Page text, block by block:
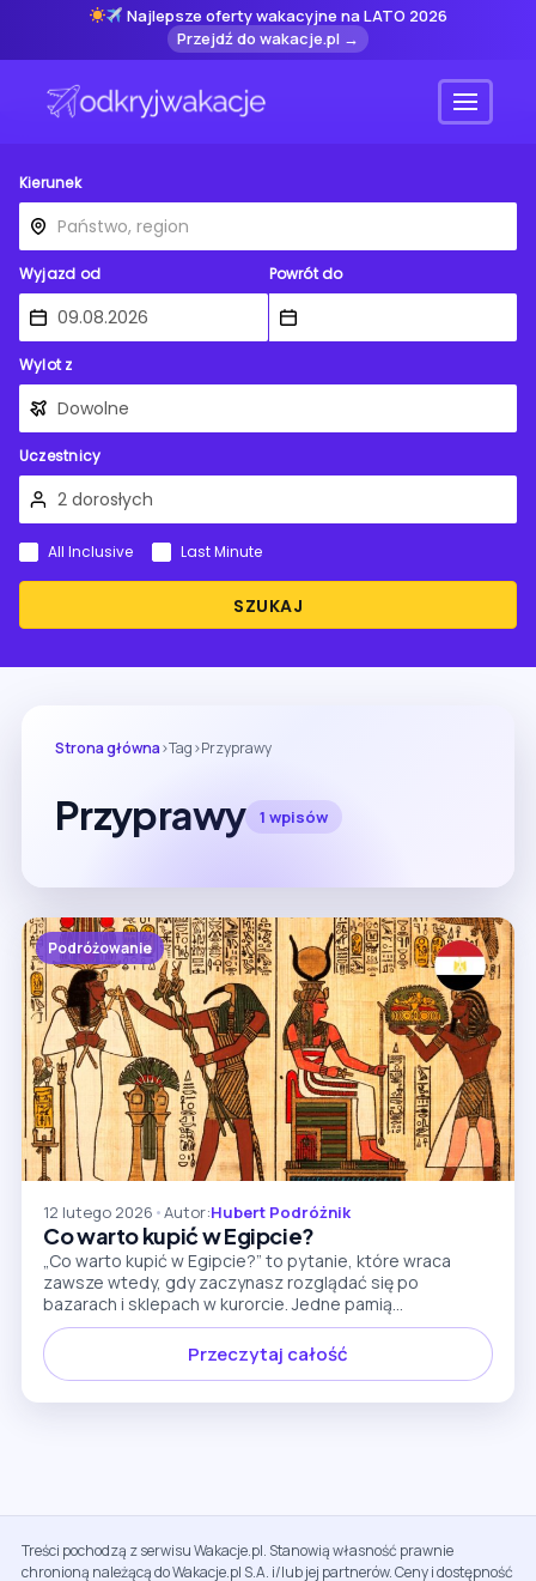
Najlepsze oferty wakacyjne na LATO 2026
Przejdź do wakacje.pl →
Menu
Kierunek
Wyjazd od Powrót do
Wylot z
Uczestnicy
SZUKAJ
All Inclusive Last Minute
Strona główna›Tag›Przyprawy
Przyprawy 1 wpisów
Podróżowanie
12 lutego 2026 •Autor:Hubert Podróżnik
Co warto kupić w Egipcie?
„Co warto kupić w Egipcie?” to pytanie, które wraca
zawsze wtedy, gdy zaczynasz rozglądać się po
bazarach i sklepach w kurorcie. Jedne pamią...
Przeczytaj całość
Treści pochodzą z serwisu Wakacje.pl. Stanowią własność prawnie
chronioną należącą do Wakacje.pl S.A. i/lub jej partnerów. Ceny i dostępność